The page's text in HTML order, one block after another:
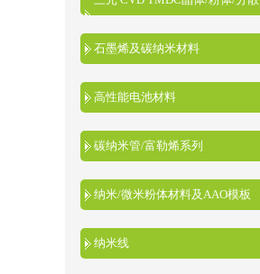
液
石墨烯及碳纳米材料
高性能电池材料
碳纳米管/富勒烯系列
纳米/微米粉体材料及AAO模板
纳米线